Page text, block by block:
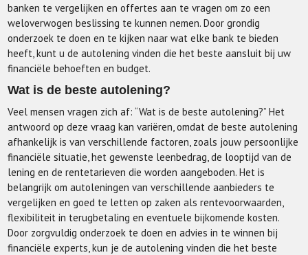
banken te vergelijken en offertes aan te vragen om zo een
weloverwogen beslissing te kunnen nemen. Door grondig
onderzoek te doen en te kijken naar wat elke bank te bieden
heeft, kunt u de autolening vinden die het beste aansluit bij uw
financiële behoeften en budget.
Wat is de beste autolening?
Veel mensen vragen zich af: “Wat is de beste autolening?” Het
antwoord op deze vraag kan variëren, omdat de beste autolening
afhankelijk is van verschillende factoren, zoals jouw persoonlijke
financiële situatie, het gewenste leenbedrag, de looptijd van de
lening en de rentetarieven die worden aangeboden. Het is
belangrijk om autoleningen van verschillende aanbieders te
vergelijken en goed te letten op zaken als rentevoorwaarden,
flexibiliteit in terugbetaling en eventuele bijkomende kosten.
Door zorgvuldig onderzoek te doen en advies in te winnen bij
financiële experts, kun je de autolening vinden die het beste